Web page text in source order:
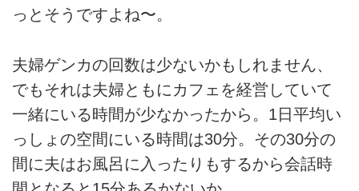
っとそうですよね〜。
夫婦ゲンカの回数は少ないかもしれません、
でもそれは夫婦ともにカフェを経営していて
一緒にいる時間が少なかったから。1日平均い
っしょの空間にいる時間は30分。その30分の
間に夫はお風呂に入ったりもするから会話時